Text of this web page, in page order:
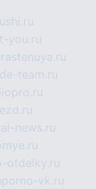
you.ru
rastenuya.ru
team.ru
news.ru
otdelky.ru
porno-vk.ru